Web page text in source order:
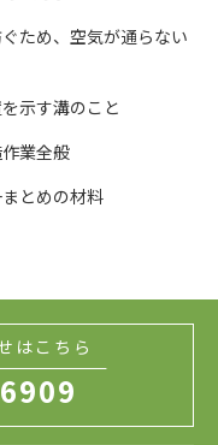
ため、空気が通らない
示す溝のこと
業全般
とめの材料
はこちら